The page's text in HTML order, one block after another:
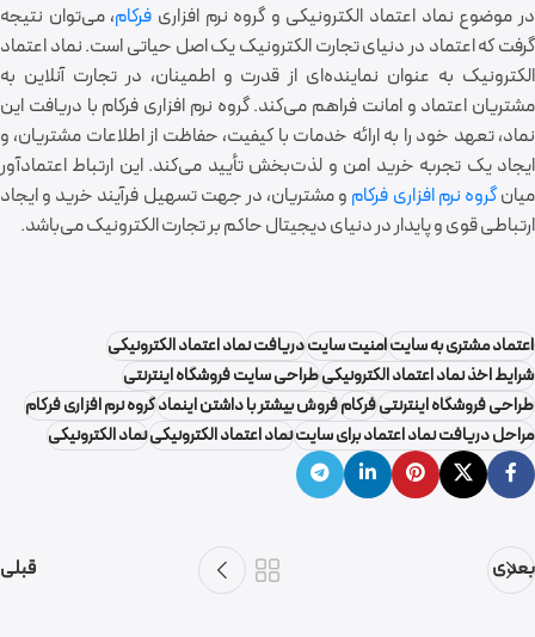
در موضوع نماد اعتماد الکترونیکی و گروه نرم افزاری فرکام، می‌توان نتیجه
گرفت که اعتماد در دنیای تجارت الکترونیک یک اصل حیاتی است. نماد اعتماد
الکترونیک به عنوان نماینده‌ای از قدرت و اطمینان، در تجارت آنلاین به
مشتریان اعتماد و امانت فراهم می‌کند. گروه نرم افزاری فرکام با دریافت این
نماد، تعهد خود را به ارائه خدمات با کیفیت، حفاظت از اطلاعات مشتریان، و
ایجاد یک تجربه خرید امن و لذت‌بخش تأیید می‌کند. این ارتباط اعتمادآور
میانگروه نرم افزاری فرکام و مشتریان، در جهت تسهیل فرآیند خرید و ایجاد
ارتباطی قوی و پایدار در دنیای دیجیتال حاکم بر تجارت الکترونیک می‌باشد.
اعتماد مشتری به سایتامنیت سایتدریافت نماد اعتماد الکترونیکی
شرایط اخذ نماد اعتماد الکترونیکیطراحی سایت فروشگاه اینترنتی
طراحی فروشگاه اینترنتیفرکامفروش بیشتر با داشتن اینمادگروه نرم افزاری فرکام
مراحل دریافت نماد اعتماد برای سایتنماد اعتماد الکترونیکینماد الکترونیکی
بعدی قبلی